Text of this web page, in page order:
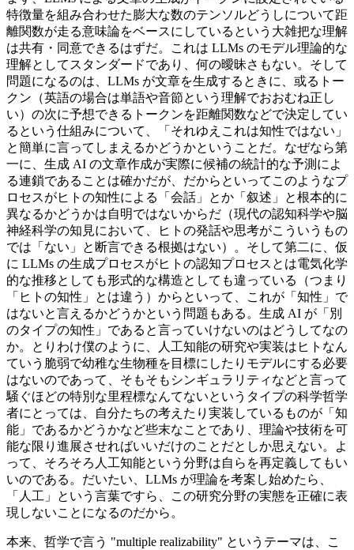
特徴量を組み合わせた膨大な数のテンソルどうしについて距
離関数が走る意味論をベースにしているという大雑把な理解
は共有・同意できるはずだ。これは LLMs のモデル理論的な
理解としてスタンダードであり、何の曖昧さもない。そして
問題になるのは、LLMs が文章を生成するときに、或るトー
クン（英語の場合は単語や音節という理解でおおむね正し
い）の次に予想できるトークンを距離関数などで決定してい
るという仕組みについて、「それゆえこれは知性ではない」
と簡単に言ってしまえるかどうかということだ。なぜなら第
一に、生成 AI の文章作成が実際に候補の統計的な予測によ
る連鎖であることは確かだが、だからといってこのようなプ
ロセスがヒトの知性による「会話」とか「叙述」と根本的に
異なるかどうかは自明ではないからだ（現代の認知科学や脳
神経科学の知見において、ヒトの発話や思考がこういうもの
では「ない」と断言できる根拠はない）。そして第二に、仮
に LLMs の生成プロセスがヒトの認知プロセスとは電気化学
的な推移としても形式的な構造としても違っている（つまり
「ヒトの知性」とは違う）からといって、これが「知性」で
はないと言えるかどうかという問題もある。生成 AI が「別
のタイプの知性」であると言っていけないのはどうしてなの
か。とりわけ僕のように、人工知能の研究や実装はヒトなん
ていう脆弱で幼稚な生物種を目標にしたりモデルにする必要
はないのであって、そもそもシンギュラリティなどと言って
騒ぐほどの特別な里程標なんてないというタイプの科学哲学
者にとっては、自分たちの考えたり実装しているものが「知
能」であるかどうかなど些末なことであり、理論や技術を可
能な限り進展させればいいだけのことだとしか思えない。よ
って、そろそろ人工知能という分野は自らを再定義してもい
いのである。だいたい、LLMs が理論を考案し始めたら、
「人工」という言葉ですら、この研究分野の実態を正確に表
現しないことになるのだから。
本来、哲学で言う "multiple realizability" というテーマは、こ